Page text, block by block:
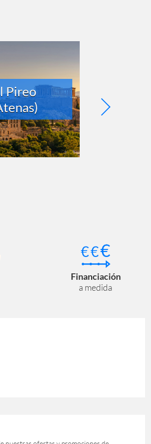
Pireo
Financiación
a medida